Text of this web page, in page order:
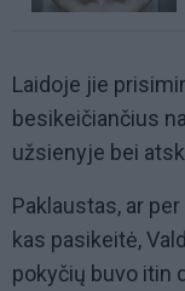
Laidoje jie
besikeičiančius
užsienyje bei
Paklaustas, ar
kas pasikeitė,
pokyčių buvo itin